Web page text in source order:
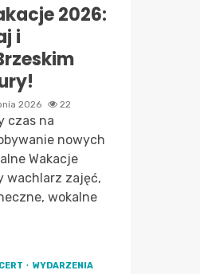
2026:
i
2026 22
czas na
nowych
Wakacje
wachlarz zajęć,
wokalne
WYDARZENIA